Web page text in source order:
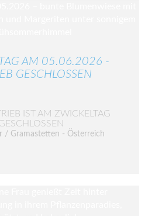
AM 05.06.2026 -
GESCHLOSSEN
IST AM ZWICKELTAG
/ Gramastetten - Österreich